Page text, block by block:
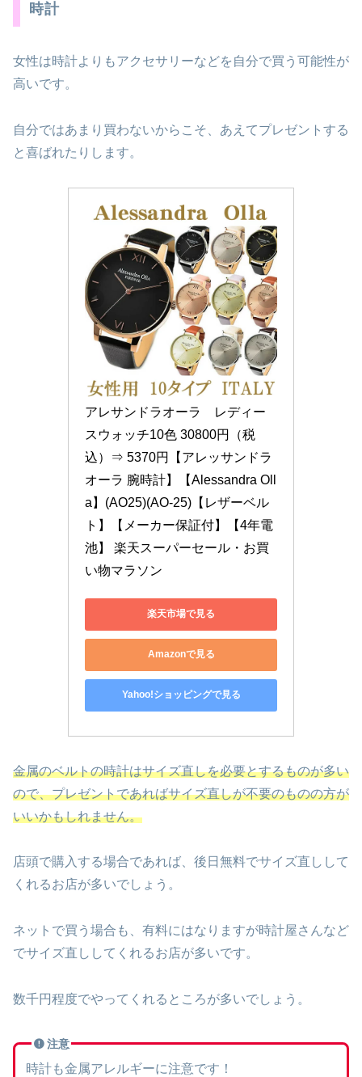
時計
女性は時計よりもアクセサリーなどを自分で買う可能性が
高いです。
自分ではあまり買わないからこそ、あえてプレゼントする
と喜ばれたりします。
アレサンドラオーラ　レディー
スウォッチ10色 30800円（税
込）⇒ 5370円【アレッサンドラ
オーラ 腕時計】【Alessandra Oll
a】(AO25)(AO-25)【レザーベル
ト】【メーカー保証付】【4年電
池】 楽天スーパーセール・お買
い物マラソン
楽天市場で見る
Amazonで見る
Yahoo!ショッピングで見る
金属のベルトの時計はサイズ直しを必要とするものが多い
ので、プレゼントであればサイズ直しが不要のものの方が
いいかもしれません。
店頭で購入する場合であれば、後日無料でサイズ直しして
くれるお店が多いでしょう。
ネットで買う場合も、有料にはなりますが時計屋さんなど
でサイズ直ししてくれるお店が多いです。
数千円程度でやってくれるところが多いでしょう。
注意
時計も金属アレルギーに注意です！